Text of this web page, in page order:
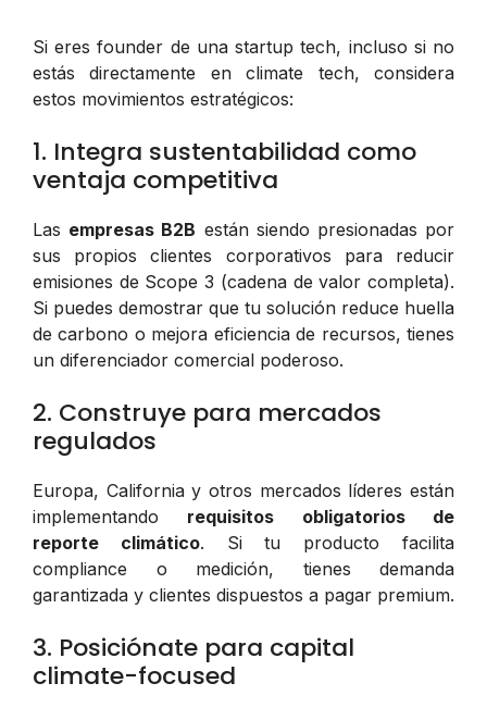
Si eres founder de una startup tech, incluso si no
estás directamente en climate tech, considera
estos movimientos estratégicos:
1. Integra sustentabilidad como
ventaja competitiva
Las empresas B2B están siendo presionadas por
sus propios clientes corporativos para reducir
emisiones de Scope 3 (cadena de valor completa).
Si puedes demostrar que tu solución reduce huella
de carbono o mejora eficiencia de recursos, tienes
un diferenciador comercial poderoso.
2. Construye para mercados
regulados
Europa, California y otros mercados líderes están
implementando requisitos obligatorios de
reporte climático. Si tu producto facilita
compliance o medición, tienes demanda
garantizada y clientes dispuestos a pagar premium.
3. Posiciónate para capital
climate-focused